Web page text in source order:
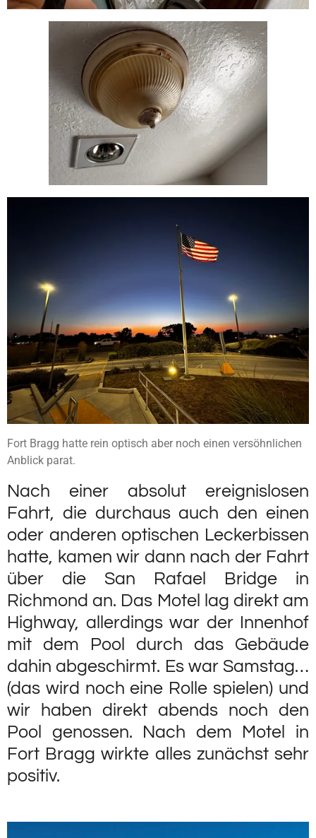
Fort Bragg hatte rein optisch aber noch einen versöhnlichen
Anblick parat.
Nach einer absolut ereignislosen
Fahrt, die durchaus auch den einen
oder anderen optischen Leckerbissen
hatte, kamen wir dann nach der Fahrt
über die San Rafael Bridge in
Richmond an. Das Motel lag direkt am
Highway, allerdings war der Innenhof
mit dem Pool durch das Gebäude
dahin abgeschirmt. Es war Samstag…
(das wird noch eine Rolle spielen) und
wir haben direkt abends noch den
Pool genossen. Nach dem Motel in
Fort Bragg wirkte alles zunächst sehr
positiv.